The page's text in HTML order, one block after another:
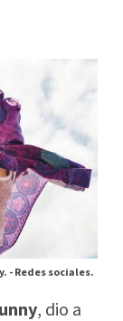
-Redes sociales.
, dio a